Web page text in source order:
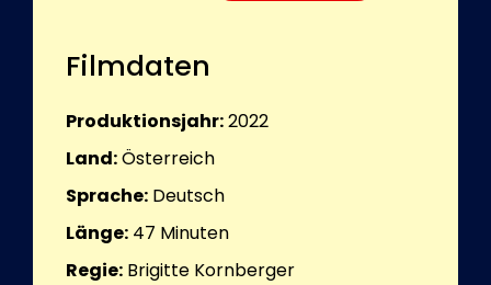
Filmdaten
Produktionsjahr:2022
Land:Österreich
Sprache: Deutsch
Länge: 47 Minuten
Regie: Brigitte Kornberger